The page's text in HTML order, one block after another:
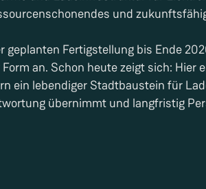
und
geplanten Fertigstellung bis Ende
an. Schon heute zeigt sich: Hier
ein lebendiger Stadtbaustein für
übernimmt und langfristig